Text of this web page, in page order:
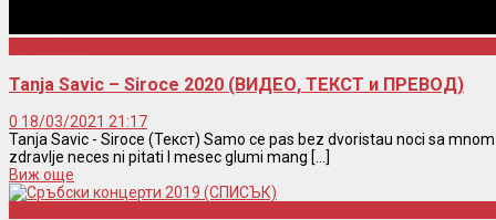
Tanja Savic – Siroce 2020 (ВИДЕО, ТЕКСТ и ПРЕВОД)
0 18/03/2021 21:17
Tanja Savic - Siroce (Текст) Samo ce pas bez dvoristau noci sa
zdravlje neces ni pitati I mesec glumi mang [...]
Виж още